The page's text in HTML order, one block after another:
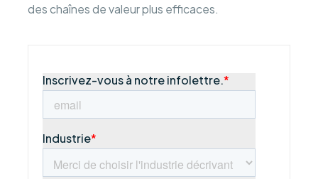
des chaînes de valeur plus efficaces.